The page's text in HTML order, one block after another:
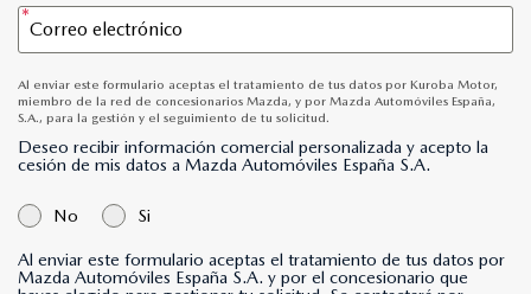
Al enviar este formulario aceptas el tratamiento de tus datos por Kuroba Motor,
miembro de la red de concesionarios Mazda, y por Mazda Automóviles España,
S.A., para la gestión y el seguimiento de tu solicitud.
Deseo recibir información comercial personalizada y acepto la
cesión de mis datos a Mazda Automóviles España S.A.
No Si
Al enviar este formulario aceptas el tratamiento de tus datos por
Mazda Automóviles España S.A. y por el concesionario que